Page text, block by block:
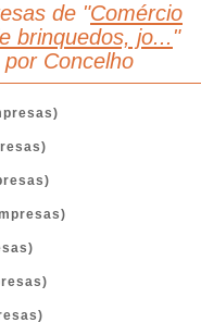
de "Comércio
brinquedos, jo... "
Concelho